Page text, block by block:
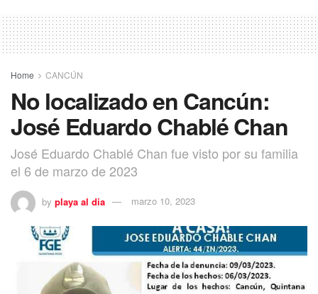
Home CANCÚN
No localizado en Cancún:
José Eduardo Chablé Chan
José Eduardo Chablé Chan fue visto por su familia
el 6 de marzo de 2023
by playa al dia marzo 10, 2023